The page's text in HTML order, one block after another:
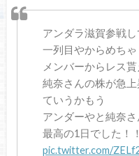
アンダラ滋賀参戦し
一列目やからめちゃ
メンバーからレス貰
純奈さんの株が急
ていうかもう
アンダーやと純奈
最高の1日でした！
pic.twitter.com/